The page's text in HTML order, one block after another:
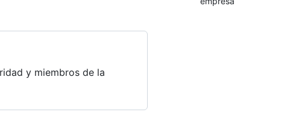
y miembros de la